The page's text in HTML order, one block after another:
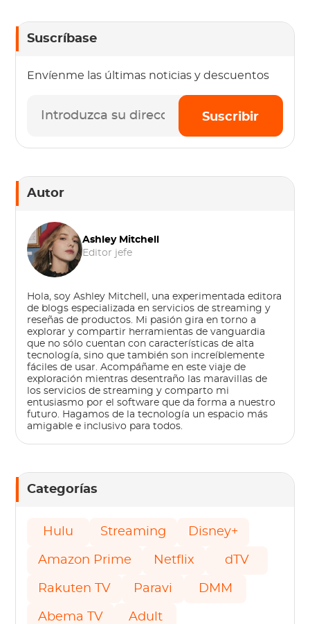
Suscríbase
Envíenme las últimas noticias y descuentos
Suscribir
Autor
Ashley Mitchell
Editor jefe
Hola, soy Ashley Mitchell, una experimentada editora
de blogs especializada en servicios de streaming y
reseñas de productos. Mi pasión gira en torno a
explorar y compartir herramientas de vanguardia
que no sólo cuentan con características de alta
tecnología, sino que también son increíblemente
fáciles de usar. Acompáñame en este viaje de
exploración mientras desentraño las maravillas de
los servicios de streaming y comparto mi
entusiasmo por el software que da forma a nuestro
futuro. Hagamos de la tecnología un espacio más
amigable e inclusivo para todos.
Categorías
Hulu Streaming Disney+
Amazon Prime Netflix dTV
Rakuten TV Paravi DMM
Abema TV Adult